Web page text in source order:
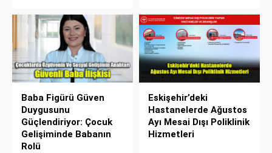
Baba Figürü Güven
Duygusunu
Güçlendiriyor: Çocuk
Gelişiminde Babanın
Rolü
Eskişehir’deki
Hastanelerde Ağustos
Ayı Mesai Dışı Poliklinik
Hizmetleri